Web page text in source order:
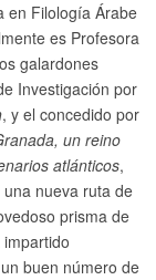
en Filología Árabe
es Profesora
galardones
Investigación por
, y el concedido por
un reino
atlánticos,
nueva ruta de
prisma de
buen número de